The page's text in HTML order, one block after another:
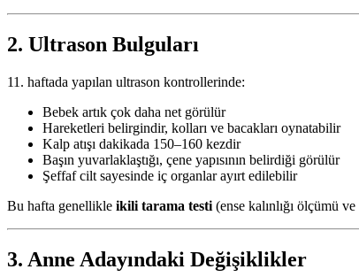
2. Ultrason Bulguları
11. haftada yapılan ultrason kontrollerinde:
Bebek artık çok daha net görülür
Hareketleri belirgindir, kolları ve bacakları oynatabilir
Kalp atışı dakikada 150–160 kezdir
Başın yuvarlaklaştığı, çene yapısının belirdiği görülür
Şeffaf cilt sayesinde iç organlar ayırt edilebilir
Bu hafta genellikle ikili tarama testi (ense kalınlığı ölçümü
3. Anne Adayındaki Değişiklikler